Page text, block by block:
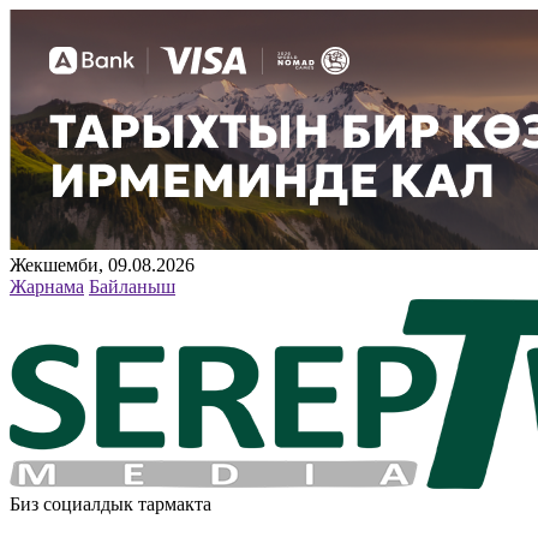
Жекшемби, 09.08.2026
Жарнама Байланыш
Биз социалдык тармакта